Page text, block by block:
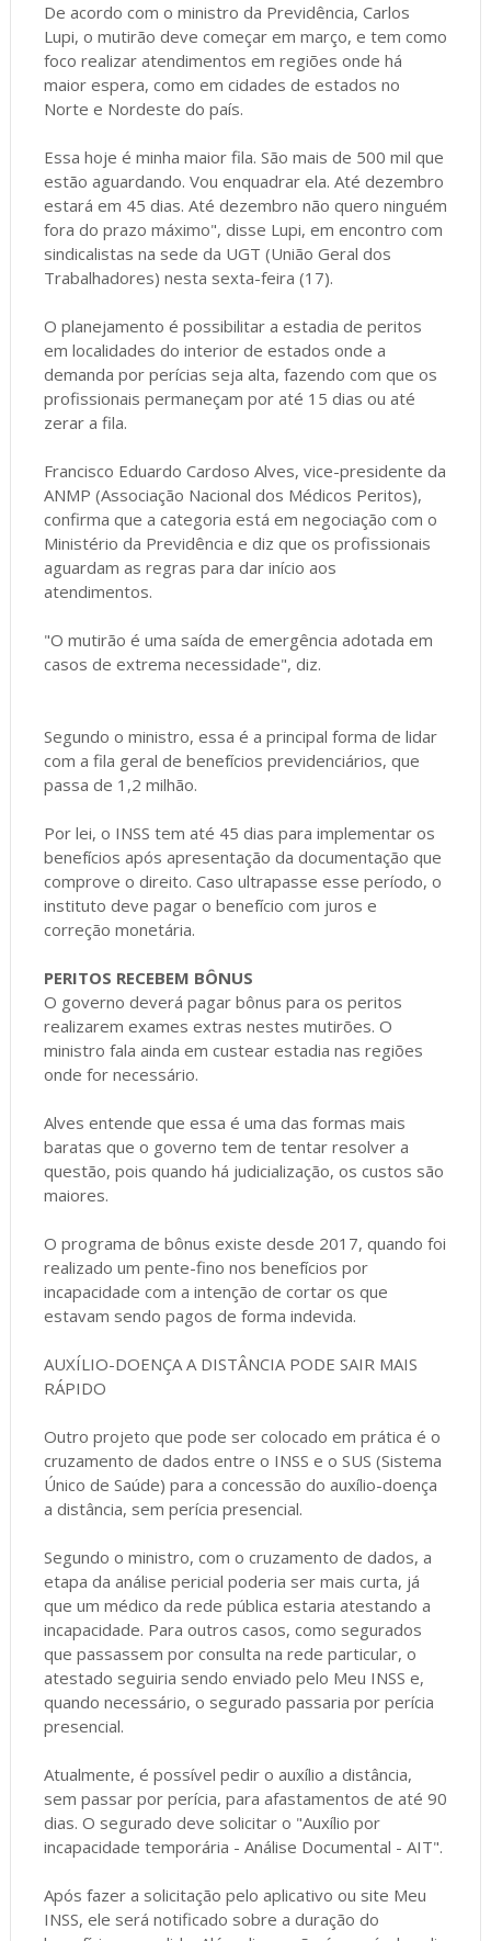
De acordo com o ministro da Previdência, Carlos
Lupi, o mutirão deve começar em março, e tem como
foco realizar atendimentos em regiões onde há
maior espera, como em cidades de estados no
Norte e Nordeste do país.
Essa hoje é minha maior fila. São mais de 500 mil que
estão aguardando. Vou enquadrar ela. Até dezembro
estará em 45 dias. Até dezembro não quero ninguém
fora do prazo máximo", disse Lupi, em encontro com
sindicalistas na sede da UGT (União Geral dos
Trabalhadores) nesta sexta-feira (17).
O planejamento é possibilitar a estadia de peritos
em localidades do interior de estados onde a
demanda por perícias seja alta, fazendo com que os
profissionais permaneçam por até 15 dias ou até
zerar a fila.
Francisco Eduardo Cardoso Alves, vice-presidente da
ANMP (Associação Nacional dos Médicos Peritos),
confirma que a categoria está em negociação com o
Ministério da Previdência e diz que os profissionais
aguardam as regras para dar início aos
atendimentos.
"O mutirão é uma saída de emergência adotada em
casos de extrema necessidade", diz.
Segundo o ministro, essa é a principal forma de lidar
com a fila geral de benefícios previdenciários, que
passa de 1,2 milhão.
Por lei, o INSS tem até 45 dias para implementar os
benefícios após apresentação da documentação que
comprove o direito. Caso ultrapasse esse período, o
instituto deve pagar o benefício com juros e
correção monetária.
PERITOS RECEBEM BÔNUS
O governo deverá pagar bônus para os peritos
realizarem exames extras nestes mutirões. O
ministro fala ainda em custear estadia nas regiões
onde for necessário.
Alves entende que essa é uma das formas mais
baratas que o governo tem de tentar resolver a
questão, pois quando há judicialização, os custos são
maiores.
O programa de bônus existe desde 2017, quando foi
realizado um pente-fino nos benefícios por
incapacidade com a intenção de cortar os que
estavam sendo pagos de forma indevida.
AUXÍLIO-DOENÇA A DISTÂNCIA PODE SAIR MAIS
RÁPIDO
Outro projeto que pode ser colocado em prática é o
cruzamento de dados entre o INSS e o SUS (Sistema
Único de Saúde) para a concessão do auxílio-doença
a distância, sem perícia presencial.
Segundo o ministro, com o cruzamento de dados, a
etapa da análise pericial poderia ser mais curta, já
que um médico da rede pública estaria atestando a
incapacidade. Para outros casos, como segurados
que passassem por consulta na rede particular, o
atestado seguiria sendo enviado pelo Meu INSS e,
quando necessário, o segurado passaria por perícia
presencial.
Atualmente, é possível pedir o auxílio a distância,
sem passar por perícia, para afastamentos de até 90
dias. O segurado deve solicitar o "Auxílio por
incapacidade temporária - Análise Documental - AIT".
Após fazer a solicitação pelo aplicativo ou site Meu
INSS, ele será notificado sobre a duração do